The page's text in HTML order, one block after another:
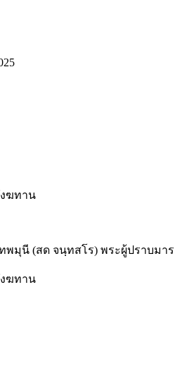
ฆทาน
มุนี (สด จนฺทสโร) พระผู้ปราบมาร
ฆทาน